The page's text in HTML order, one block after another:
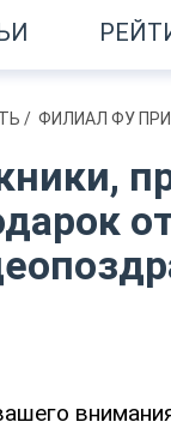
/ ФИЛИАЛ ФУ ПРИ